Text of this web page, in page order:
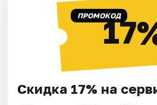
ПРОМОКОД
Скидка 17% на